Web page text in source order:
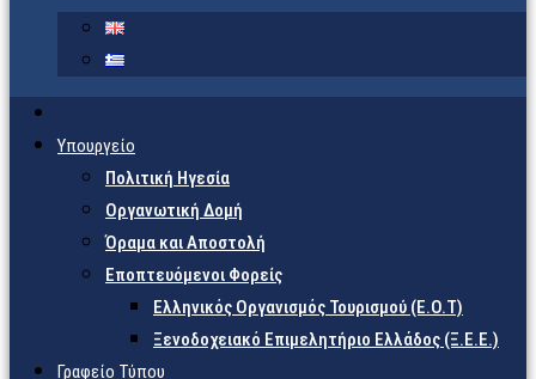
Υπουργείο
Πολιτική Ηγεσία
Οργανωτική Δομή
Όραμα και Αποστολή
Εποπτευόμενοι Φορείς
Eλληνικός Οργανισμός Τουρισμού (Ε.Ο.Τ)
Ξενοδοχειακό Επιμελητήριο Ελλάδος (Ξ.Ε.Ε.)
Γραφείο Τύπου